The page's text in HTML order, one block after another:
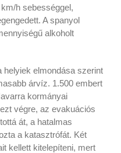
h sebességgel,
A spanyol
alkoholt
helyiek elmondása szerint
árvíz. 1.500 embert
kormányai
végre, az evakuációs
át, a hatalmas
a katasztrófát. Két
kellett kitelepíteni, mert